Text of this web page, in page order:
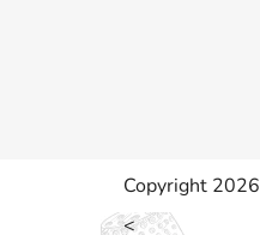
Copyright 2026
<